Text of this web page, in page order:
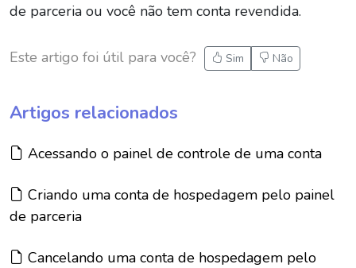
de parceria ou você não tem conta revendida.
Este artigo foi útil para você? Sim Não
Artigos relacionados
Artigo:
Acessando o painel de controle de uma conta
Artigo:
Criando uma conta de hospedagem pelo painel
de parceria
Artigo:
Cancelando uma conta de hospedagem pelo